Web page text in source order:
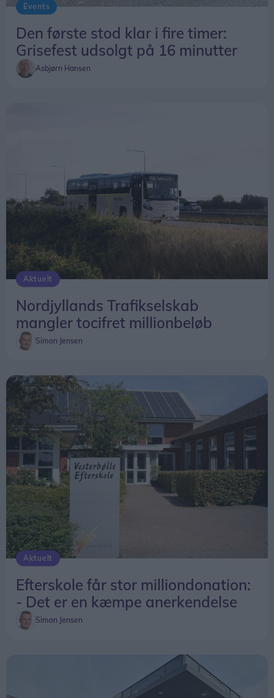
Events
Den første stod klar i fire timer:
Grisefest udsolgt på 16 minutter
Asbjørn Hansen
Aktuelt
Nordjyllands Trafikselskab
mangler tocifret millionbeløb
Simon Jensen
Aktuelt
Efterskole får stor milliondonation:
- Det er en kæmpe anerkendelse
Simon Jensen